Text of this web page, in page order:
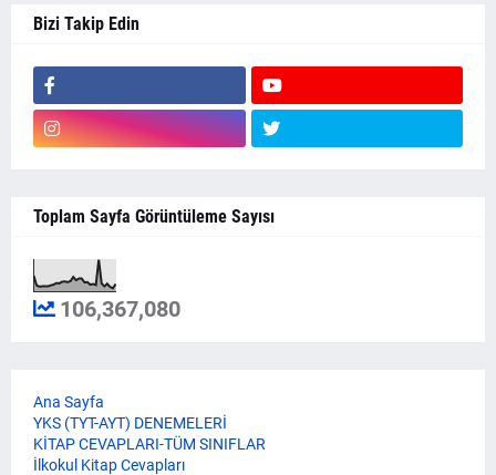
Bizi Takip Edin
Toplam Sayfa Görüntüleme Sayısı
106,367,080
Ana Sayfa
YKS (TYT-AYT) DENEMELERİ
KİTAP CEVAPLARI-TÜM SINIFLAR
İlkokul Kitap Cevapları